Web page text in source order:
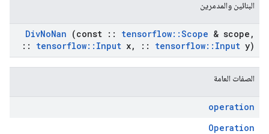
البنائين والمدمرين
DivNoNan (const :: tensorflow::Scope & scope ,
::
tensorflow:: Input x, :: tensorflow:: Input y)
الصفات العامة
operation
Operation